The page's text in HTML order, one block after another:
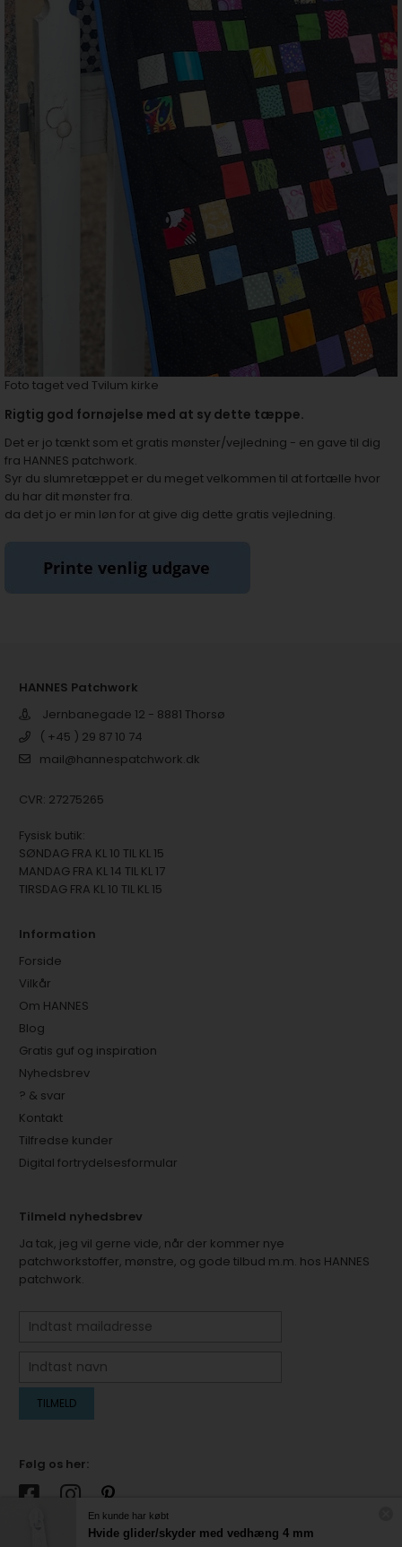
Foto taget ved Tvilum kirke
Rigtig god fornøjelse med at sy dette tæppe.
Det er jo tænkt som et gratis mønster/vejledning - en gave til dig
fra HANNES patchwork.
Syr du slumretæppet er du meget velkommen til at fortælle hvor
du har dit mønster fra.
da det jo er min løn for at give dig dette gratis vejledning.
HANNES Patchwork
Jernbanegade 12 - 8881 Thorsø
( +45 ) 29 87 10 74
mail@hannespatchwork.dk
CVR: 27275265
Fysisk butik:
SØNDAG FRA KL 10 TIL KL 15
MANDAG FRA KL 14 TIL KL 17
TIRSDAG FRA KL 10 TIL KL 15
Information
Forside
Vilkår
Om HANNES
Blog
Gratis guf og inspiration
Nyhedsbrev
? & svar
Kontakt
Tilfredse kunder
Digital fortrydelsesformular
Tilmeld nyhedsbrev
Ja tak, jeg vil gerne vide, når der kommer nye
patchworkstoffer, mønstre, og gode tilbud m.m. hos HANNES
patchwork.
Følg os her:
En kunde har købt
Hvide glider/skyder med vedhæng 4 mm